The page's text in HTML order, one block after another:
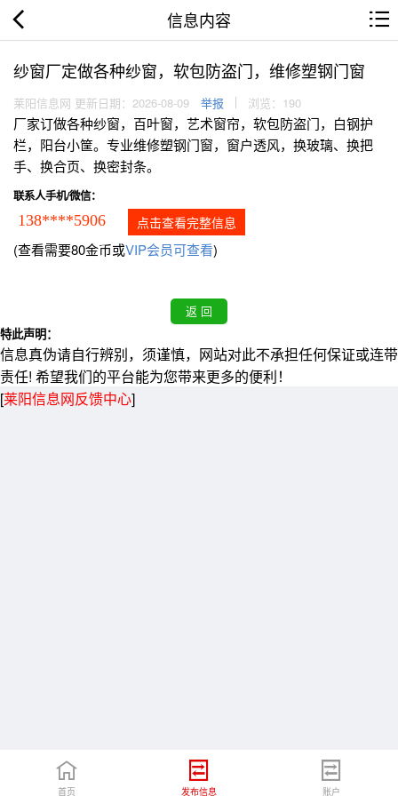
信息内容
纱窗厂定做各种纱窗，软包防盗门，维修塑钢门窗
莱阳信息网 更新日期：2026-08-09 举报 浏览：190
厂家订做各种纱窗，百叶窗，艺术窗帘，软包防盗门，白钢护
栏，阳台小筐。专业维修塑钢门窗，窗户透风，换玻璃、换把
手、换合页、换密封条。
联系人手机/微信：
138****5906 点击查看完整信息
(查看需要80金币或VIP会员可查看)
特此声明：
信息真伪请自行辨别，须谨慎，网站对此不承担任何保证或连带
责任! 希望我们的平台能为您带来更多的便利！
[莱阳信息网反馈中心]
首页 发布信息 账户